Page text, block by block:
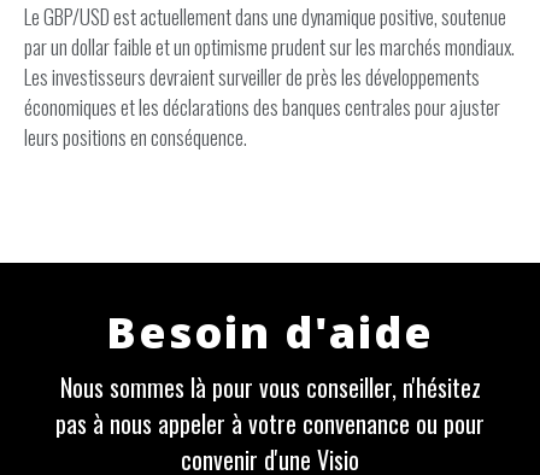
Le GBP/USD est actuellement dans une dynamique positive, soutenue
par un dollar faible et un optimisme prudent sur les marchés mondiaux.
Les investisseurs devraient surveiller de près les développements
économiques et les déclarations des banques centrales pour ajuster
leurs positions en conséquence.
Besoin d'aide
Nous sommes là pour vous conseiller, n'hésitez
pas à nous appeler à votre convenance ou pour
convenir d'une Visio